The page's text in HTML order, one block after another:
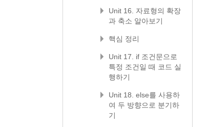
Unit 16. 자료형의 확장
과 축소 알아보기
핵심 정리
Unit 17. if 조건문으로
특정 조건일 때 코드 실
행하기
Unit 18. else를 사용하
여 두 방향으로 분기하
기